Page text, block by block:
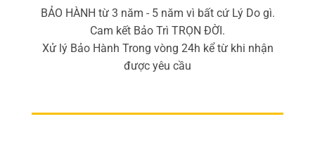
BẢO HÀNH từ 3 năm - 5 năm vì bất cứ Lý Do gì.
Cam kết Bảo Trì TRỌN ĐỜI.
Xử lý Bảo Hành Trong vòng 24h kể từ khi nhận
được yêu cầu